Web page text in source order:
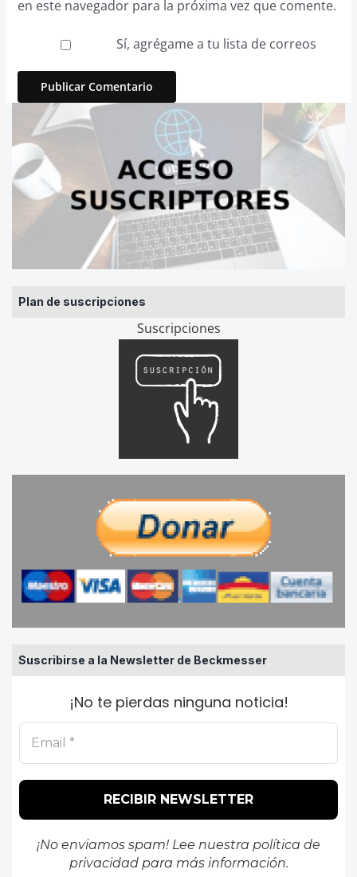
Plan de suscripciones
Suscripciones
Suscribirse a la Newsletter de Beckmesser
¡No te pierdas ninguna noticia!
¡No enviamos spam! Lee nuestra política de
privacidadpara más información.
en este navegador para la próxima vez que comente.
Sí, agrégame a tu lista de correos